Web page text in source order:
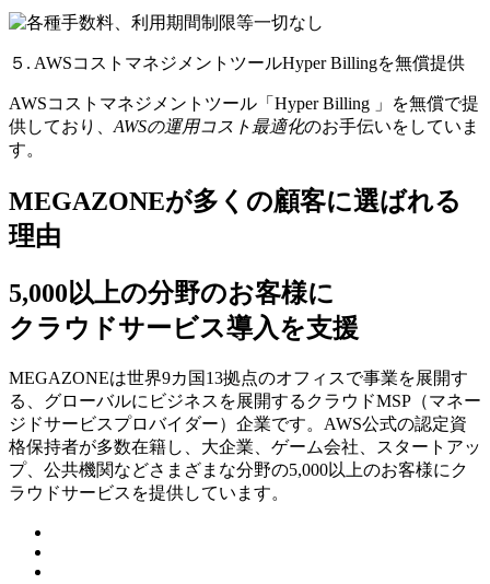
５. AWSコストマネジメントツールHyper Billingを無償提供
AWSコストマネジメントツール「Hyper Billing 」を無償で提
供しており、 AWSの運⽤コスト最適化のお⼿伝いをしていま
す。
MEGAZONEが多くの顧客に選ばれる
理由
5,000以上の分野のお客様に
クラウドサービス導入を支援
MEGAZONEは世界9カ国13拠点のオフィスで事業を展開す
る、グローバルにビジネスを展開するクラウドMSP（マネー
ジドサービスプロバイダー）企業です。AWS公式の認定資
格保持者が多数在籍し、⼤企業、ゲーム会社、スタートアッ
プ、公共機関などさまざまな分野の5,000以上のお客様にク
ラウドサービスを提供しています。